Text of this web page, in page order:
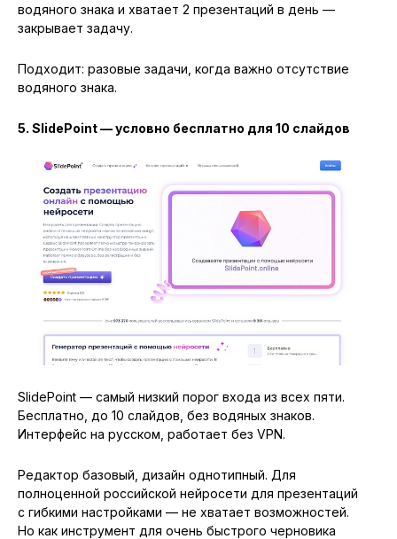
водяного знака и хватает 2 презентаций в день —
закрывает задачу.
Подходит: разовые задачи, когда важно отсутствие
водяного знака.
5. SlidePoint — условно бесплатно для 10 слайдов
SlidePoint — самый низкий порог входа из всех пяти.
Бесплатно, до 10 слайдов, без водяных знаков.
Интерфейс на русском, работает без VPN.
Редактор базовый, дизайн однотипный. Для
полноценной российской нейросети для презентаций
с гибкими настройками — не хватает возможностей.
Но как инструмент для очень быстрого черновика